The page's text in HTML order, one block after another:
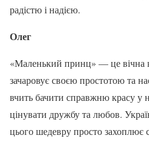
радістю і надією.
Олег
«Маленький принц» — це вічна
зачаровує своєю простотою та
вчить бачити справжню красу у
цінувати дружбу та любов.
цього шедевру просто захоплює